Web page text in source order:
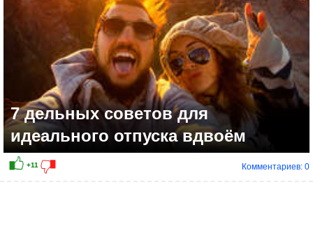
7 дельных советов для
идеального отпуска вдвоём
Комментариев: 0